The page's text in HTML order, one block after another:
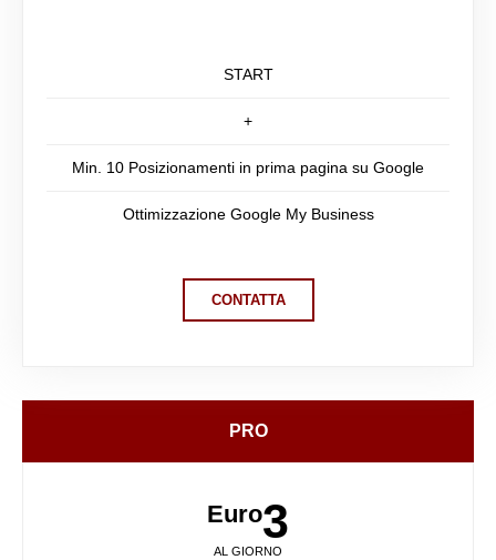
START
+
Min. 10 Posizionamenti in prima pagina su Google
Ottimizzazione Google My Business
CONTATTA
PRO
Euro3
AL GIORNO